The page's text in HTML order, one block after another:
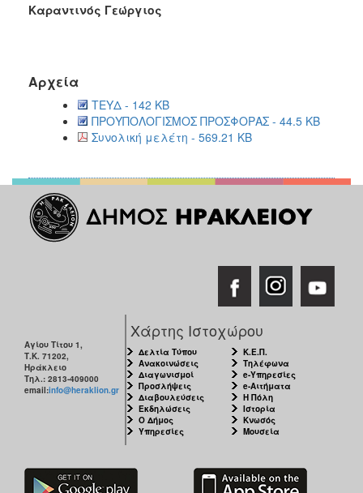
Καραντινός Γεώργιος
Αρχεία
ΤΕΥΔ - 142 KB
ΠΡΟΥΠΟΛΟΓΙΣΜΟΣ ΠΡΟΣΦΟΡΑΣ - 44.5 KB
Συνολική μελέτη - 569.21 KB
Αγίου Τίτου 1,
Τ.Κ. 71202,
Ηράκλειο
Τηλ.: 2813-409000
email:info@heraklion.gr
Χάρτης Ιστοχώρου
Δελτία Τύπου
Ανακοινώσεις
Διαγωνισμοί
Προσλήψεις
Διαβουλεύσεις
Εκδηλώσεις
Ο Δήμος
Υπηρεσίες
Κ.Ε.Π.
Τηλέφωνα
e-Υπηρεσίες
e-Αιτήματα
Η Πόλη
Ιστορία
Κνωσός
Μουσεία